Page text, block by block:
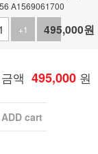
A1569061700
+1
-1
495,000원
액 495,000 원
ADD cart